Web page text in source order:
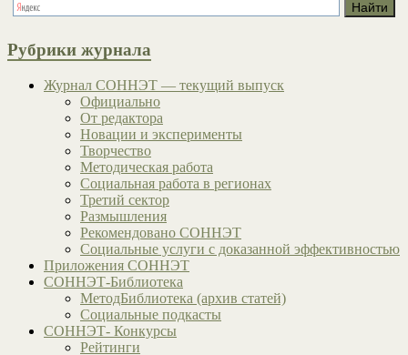
Рубрики журнала
Журнал СОННЭТ — текущий выпуск
Официально
От редактора
Новации и эксперименты
Творчество
Методическая работа
Социальная работа в регионах
Третий сектор
Размышления
Рекомендовано СОННЭТ
Социальные услуги с доказанной эффективностью
Приложения СОННЭТ
СОННЭТ-Библиотека
МетодБиблиотека (архив статей)
Социальные подкасты
СОННЭТ- Конкурсы
Рейтинги